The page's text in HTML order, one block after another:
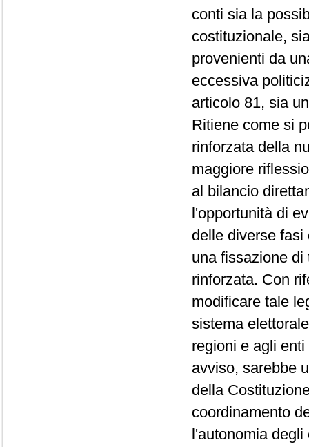
conti sia la
costituzionale,
provenienti da
eccessiva
articolo 81, sia
Ritiene come si
rinforzata della
maggiore
al bilancio
l'opportunità di
delle diverse
una fissazione
rinforzata. Con
modificare tale
sistema
regioni e agli
avviso, sarebbe
della
coordinamento
l'autonomia